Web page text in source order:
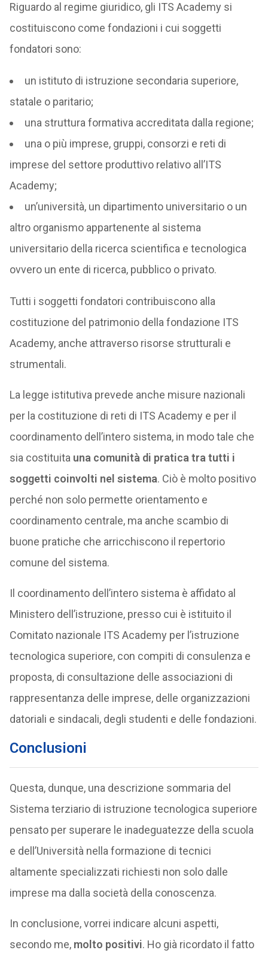
Riguardo al regime giuridico, gli ITS Academy si
costituiscono come fondazioni i cui soggetti
fondatori sono:
un istituto di istruzione secondaria superiore,
statale o paritario;
una struttura formativa accreditata dalla regione;
una o più imprese, gruppi, consorzi e reti di
imprese del settore produttivo relativo all’ITS
Academy;
un’università, un dipartimento universitario o un
altro organismo appartenente al sistema
universitario della ricerca scientifica e tecnologica
ovvero un ente di ricerca, pubblico o privato.
Tutti i soggetti fondatori contribuiscono alla
costituzione del patrimonio della fondazione ITS
Academy, anche attraverso risorse strutturali e
strumentali.
La legge istitutiva prevede anche misure nazionali
per la costituzione di reti di ITS Academy e per il
coordinamento dell’intero sistema, in modo tale che
sia costituita una comunità di pratica tra tutti i
soggetti coinvolti nel sistema. Ciò è molto positivo
perché non solo permette orientamento e
coordinamento centrale, ma anche scambio di
buone pratiche che arricchiscono il repertorio
comune del sistema.
Il coordinamento dell’intero sistema è affidato al
Ministero dell’istruzione, presso cui è istituito il
Comitato nazionale ITS Academy per l’istruzione
tecnologica superiore, con compiti di consulenza e
proposta, di consultazione delle associazioni di
rappresentanza delle imprese, delle organizzazioni
datoriali e sindacali, degli studenti e delle fondazioni.
Conclusioni
Questa, dunque, una descrizione sommaria del
Sistema terziario di istruzione tecnologica superiore
pensato per superare le inadeguatezze della scuola
e dell’Università nella formazione di tecnici
altamente specializzati richiesti non solo dalle
imprese ma dalla società della conoscenza.
In conclusione, vorrei indicare alcuni aspetti,
secondo me, molto positivi. Ho già ricordato il fatto